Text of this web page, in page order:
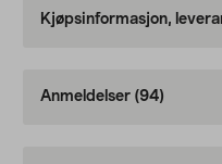
Kjøpsinformasjon,
Anmeldelser (94)